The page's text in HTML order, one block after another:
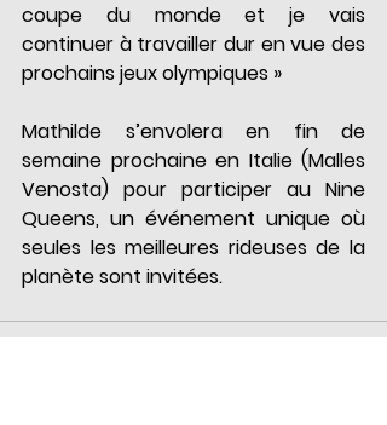
coupe du monde et je vais
continuer à travailler dur en vue des
prochains jeux olympiques »
Mathilde s’envolera en fin de
semaine prochaine en Italie (Malles
Venosta) pour participer au Nine
Queens, un événement unique où
seules les meilleures rideuses de la
planète sont invitées.